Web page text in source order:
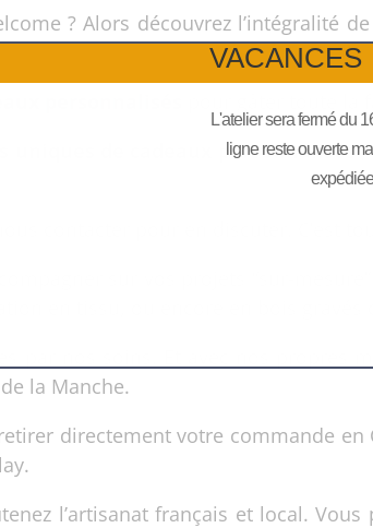
? Alors découvrez l’intégralité
personnalisés
pour gâter toute
uniques de cadeaux personnalisés;
contacter pour en discuter. C’est
sur vos projets “sur-
en tissu, ou encore en bois gravés
par nos soins. Et avec nos propres
la Manche.
directement votre commande
l’artisanat français et local.
VACANCES
L'atelier sera fermé du
ligne reste ouverte